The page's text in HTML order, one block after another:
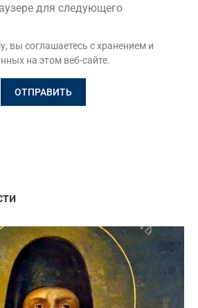
для следующего
вы соглашаетесь с хранением и
на этом веб-сайте.